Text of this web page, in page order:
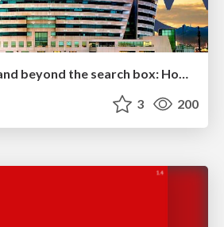
Beyond borders and beyond the search box: How to win the global "messy middle" with AI-driven SEO
3 200